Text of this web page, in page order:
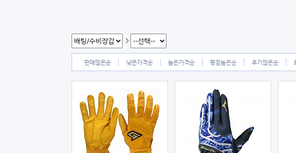
>
판매많은순 낮은가격순 높은가격순 평점높은순 후기많은순